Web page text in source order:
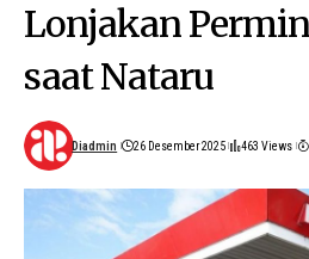
Lonjakan
saat Nataru
Diadmin 26 Desember 2025 463 Views